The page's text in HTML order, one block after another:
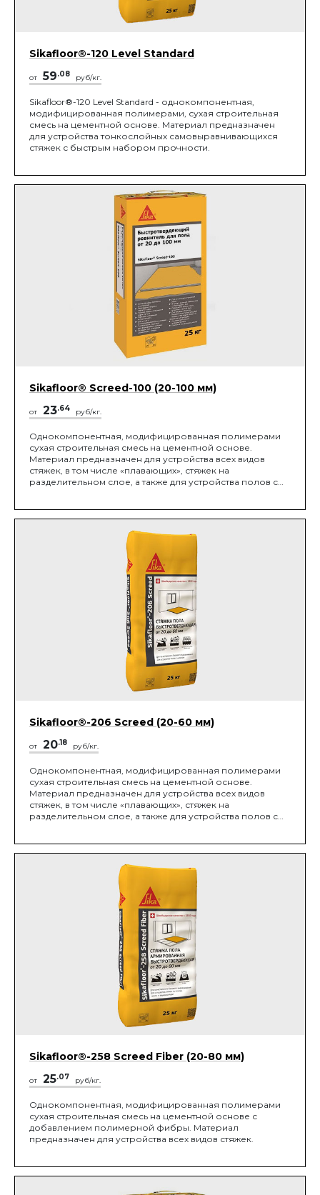
Sikafloor®-120 Level Standard
от 59.08 руб/кг.
Sikafloor®-120 Level Standard - однокомпонентная,
модифицированная полимерами, сухая строительная
смесь на цементной основе. Материал предназначен
для устройства тонкослойных самовыравнивающихся
стяжек с быстрым набором прочности.
Sikafloor® Screed-100 (20-100 мм)
от 23.64 руб/кг.
Однокомпонентная, модифицированная полимерами
сухая строительная смесь на цементной основе.
Материал предназначен для устройства всех видов
стяжек, в том числе «плавающих», стяжек на
разделительном слое, а также для устройства полов с
Sikafloor®-206 Screed (20-60 мм)
от 20.18 руб/кг.
Однокомпонентная, модифицированная полимерами
сухая строительная смесь на цементной основе.
Материал предназначен для устройства всех видов
стяжек, в том числе «плавающих», стяжек на
разделительном слое, а также для устройства полов с
Sikafloor®-258 Screed Fiber (20-80 мм)
от 25.07 руб/кг.
Однокомпонентная, модифицированная полимерами
сухая строительная смесь на цементной основе с
добавлением полимерной фибры. Материал
предназначен для устройства всех видов стяжек.